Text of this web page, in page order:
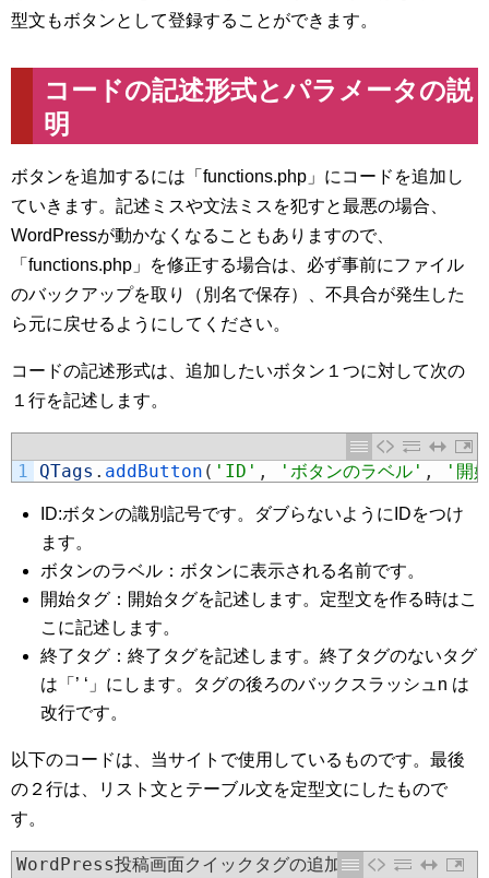
型文もボタンとして登録することができます。
コードの記述形式とパラメータの説
明
ボタンを追加するには「functions.php」にコードを追加し
ていきます。記述ミスや文法ミスを犯すと最悪の場合、
WordPressが動かなくなることもありますので、
「functions.php」を修正する場合は、必ず事前にファイル
のバックアップを取り（別名で保存）、不具合が発生した
ら元に戻せるようにしてください。
コードの記述形式は、追加したいボタン１つに対して次の
１行を記述します。
1 QTags . addButton ( 'ID' , 'ボタンのラベル' , '開
ID:ボタンの識別記号です。ダブらないようにIDをつけ
ます。
ボタンのラベル：ボタンに表示される名前です。
開始タグ：開始タグを記述します。定型文を作る時はこ
こに記述します。
終了タグ：終了タグを記述します。終了タグのないタグ
は「’ ‘」にします。タグの後ろのバックスラッシュn は
改行です。
以下のコードは、当サイトで使用しているものです。最後
の２行は、リスト文とテーブル文を定型文にしたもので
す。
WordPress投稿画面クイックタグの追加